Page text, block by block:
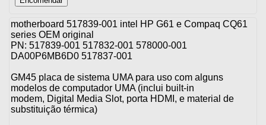
motherboard 517839-001 intel HP G61 e Compaq CQ61
series OEM original
PN: 517839-001 517832-001 578000-001
DA00P6MB6D0 517837-001
GM45 placa de sistema UMA para uso com alguns
modelos de computador UMA (inclui built-in
modem, Digital Media Slot, porta HDMI, e material de
substituição térmica)